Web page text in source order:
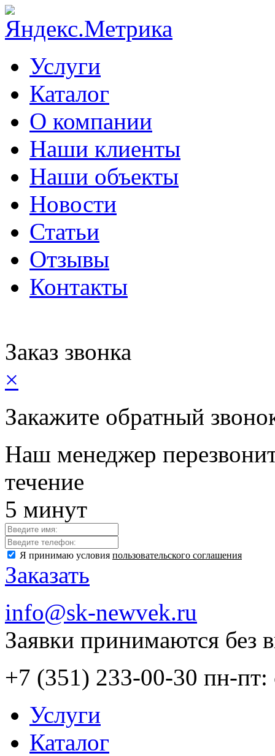
Услуги
Каталог
О компании
Наши клиенты
Наши объекты
Новости
Статьи
Отзывы
Контакты
Заказ звонка
×
Закажите обратный
Наш менеджер
течение
5 минут
Я принимаю условия пользовательского соглашения
Заказать
info@sk-newvek.ru
Заявки принимаются без
+7 (351) 233-00-30 пн-пт:
Услуги
Каталог